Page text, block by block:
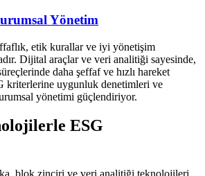
Yönetim
etik kurallar ve iyi yönetişim
Dijital araçlar ve veri analitiği sayesinde,
daha şeffaf ve hızlı hareket
kriterlerine uygunluk denetimleri ve
yönetimi güçlendiriyor.
ESG